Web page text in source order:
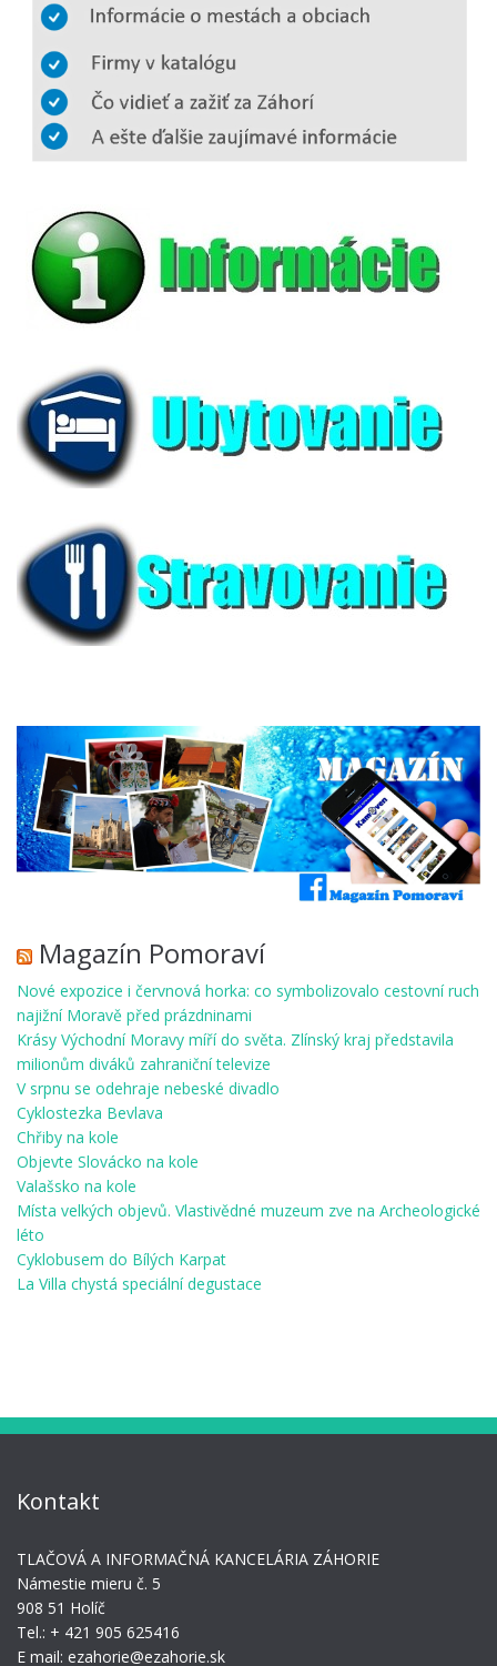
Magazín Pomoraví
Nové expozice i červnová horka: co symbolizovalo cestovní ruch
najižní Moravě před prázdninami
Krásy Východní Moravy míří do světa. Zlínský kraj představila
milionům diváků zahraniční televize
V srpnu se odehraje nebeské divadlo
Cyklostezka Bevlava
Chřiby na kole
Objevte Slovácko na kole
Valašsko na kole
Místa velkých objevů. Vlastivědné muzeum zve na Archeologické
léto
Cyklobusem do Bílých Karpat
La Villa chystá speciální degustace
Kontakt
TLAČOVÁ A INFORMAČNÁ KANCELÁRIA ZÁHORIE
Námestie mieru č. 5
908 51 Holíč
Tel.: + 421 905 625416
E mail: ezahorie@ezahorie.sk